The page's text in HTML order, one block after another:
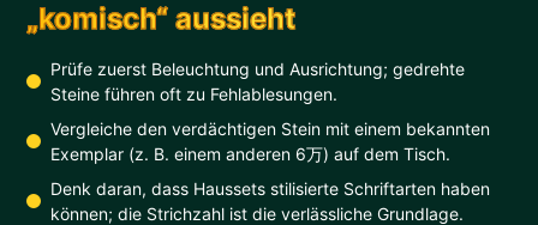
„komisch“ aussieht
Prüfe zuerst Beleuchtung und Ausrichtung; gedrehte
Steine führen oft zu Fehlablesungen.
Vergleiche den verdächtigen Stein mit einem bekannten
Exemplar (z. B. einem anderen 6万) auf dem Tisch.
Denk daran, dass Haussets stilisierte Schriftarten haben
können; die Strichzahl ist die verlässliche Grundlage.